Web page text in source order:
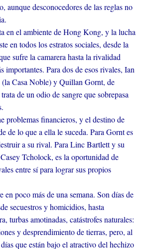
aunque desconocedores de las reglas no
en el ambiente de Hong Kong, y la lucha
en todos los estratos sociales, desde la
sufre la camarera hasta la rivalidad
importantes. Para dos de esos rivales, Ian
(la Casa Noble) y Quillan Gornt, de
de un odio de sangre que sobrepasa
problemas financieros, y el destino de
de lo que a ella le suceda. Para Gornt es
a su rival. Para Linc Bartlett y su
Tcholock, es la oportunidad de
entre sí para lograr sus propios
en poco más de una semana. Son días de
secuestros y homicidios, hasta
turbas amotinadas, catástrofes naturales:
y desprendimiento de tierras, pero, al
que están bajo el atractivo del hechizo